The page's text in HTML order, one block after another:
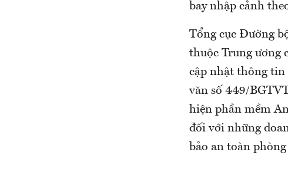
bay nhập cảnh
Tổng cục Đường
thuộc Trung ương
cập nhật thông tin
văn số 449/
hiện phần mềm
đối với những
bảo an toàn